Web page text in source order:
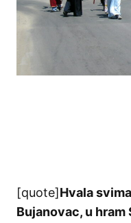
[quote]Hvala
Bujanovac, u